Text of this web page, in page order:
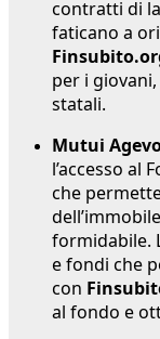
contratti di
faticano a
per i
statali.
Mutui
l’accesso al
che
formidabile.
e fondi che
con
al fondo e